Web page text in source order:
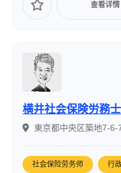
查看详情
横井社会保険労務
東京都中央区築地7-
社会保险劳务师 行